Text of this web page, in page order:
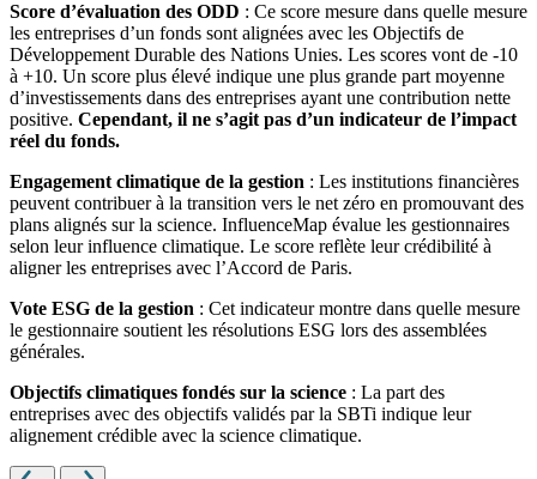
Score d’évaluation des ODD : Ce score mesure dans quelle mesure
les entreprises d’un fonds sont alignées avec les Objectifs de
Développement Durable des Nations Unies. Les scores vont de -10
à +10. Un score plus élevé indique une plus grande part moyenne
d’investissements dans des entreprises ayant une contribution nette
positive. Cependant, il ne s’agit pas d’un indicateur de l’impact
réel du fonds.
Engagement climatique de la gestion : Les institutions financières
peuvent contribuer à la transition vers le net zéro en promouvant des
plans alignés sur la science. InfluenceMap évalue les gestionnaires
selon leur influence climatique. Le score reflète leur crédibilité à
aligner les entreprises avec l’Accord de Paris.
Vote ESG de la gestion : Cet indicateur montre dans quelle mesure
le gestionnaire soutient les résolutions ESG lors des assemblées
générales.
Objectifs climatiques fondés sur la science : La part des
entreprises avec des objectifs validés par la SBTi indique leur
alignement crédible avec la science climatique.